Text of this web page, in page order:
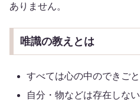
ありません。
唯識の教えとは
すべては心の中のできごと
自分・物などは存在しない